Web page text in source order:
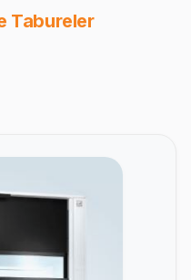
Tabureler